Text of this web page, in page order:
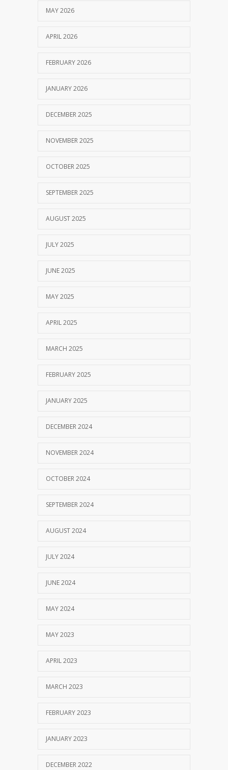
MAY 2026
APRIL 2026
FEBRUARY 2026
JANUARY 2026
DECEMBER 2025
NOVEMBER 2025
OCTOBER 2025
SEPTEMBER 2025
AUGUST 2025
JULY 2025
JUNE 2025
MAY 2025
APRIL 2025
MARCH 2025
FEBRUARY 2025
JANUARY 2025
DECEMBER 2024
NOVEMBER 2024
OCTOBER 2024
SEPTEMBER 2024
AUGUST 2024
JULY 2024
JUNE 2024
MAY 2024
MAY 2023
APRIL 2023
MARCH 2023
FEBRUARY 2023
JANUARY 2023
DECEMBER 2022